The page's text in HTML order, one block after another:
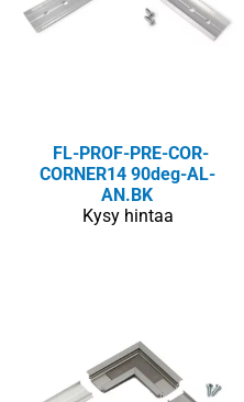
FL-PROF-PRE-COR-
CORNER14 90deg-AL-
AN.BK
Kysy hintaa